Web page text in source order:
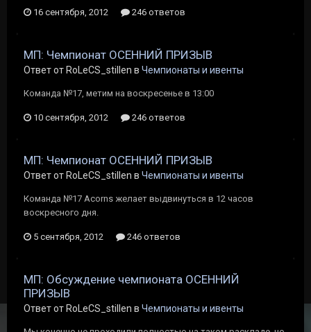
16 сентября, 2012 246 ответов
МП: Чемпионат ОСЕННИЙ ПРИЗЫВ
Ответ от RoLeCS_stillen в Чемпионаты и ивенты
Команда №17, метим на воскресенье в 13:00
10 сентября, 2012 246 ответов
МП: Чемпионат ОСЕННИЙ ПРИЗЫВ
Ответ от RoLeCS_stillen в Чемпионаты и ивенты
Команда №17 Acorns желает выдвинуться в 12 часов
воскресного дня.
5 сентября, 2012 246 ответов
МП: Обсуждение чемпионата ОСЕННИЙ
ПРИЗЫВ
Ответ от RoLeCS_stillen в Чемпионаты и ивенты